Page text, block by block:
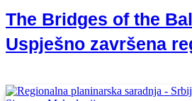
The Bridges of the
Uspješno završena